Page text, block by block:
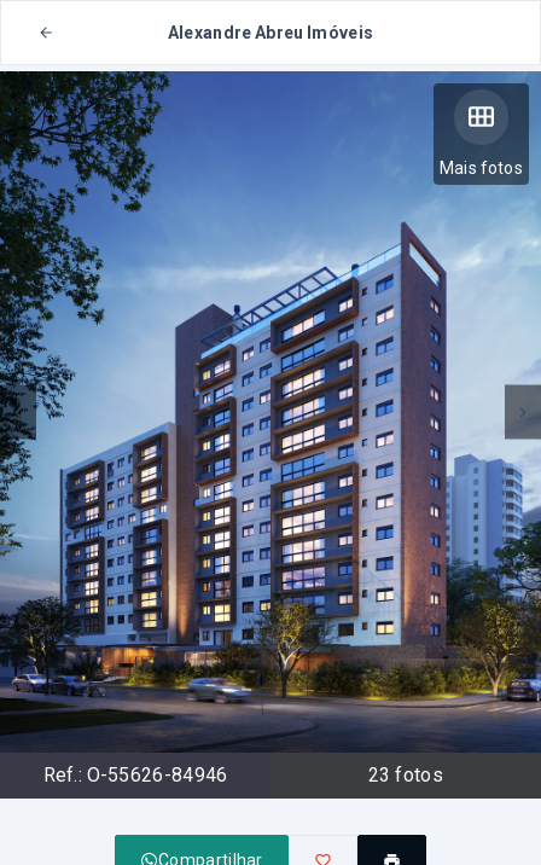
Alexandre Abreu Imóveis
Mais fotos
Ref.: O-55626-84946 23 fotos
Compartilhar